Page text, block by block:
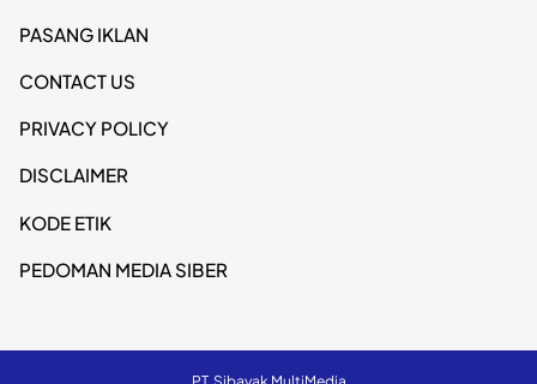
PASANG IKLAN
CONTACT US
PRIVACY POLICY
DISCLAIMER
KODE ETIK
PEDOMAN MEDIA SIBER